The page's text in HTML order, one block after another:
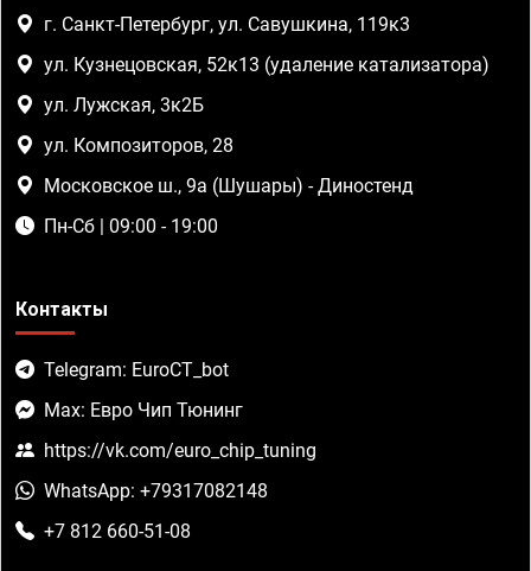
г. Санкт-Петербург, ул. Савушкина, 119к3
ул. Кузнецовская, 52к13 (удаление катализатора)
ул. Лужская, 3к2Б
ул. Композиторов, 28
Московское ш., 9а (Шушары) - Диностенд
Пн-Сб | 09:00 - 19:00
Контакты
Telegram: EuroCT_bot
Max: Евро Чип Тюнинг
https://vk.com/euro_chip_tuning
WhatsApp: +79317082148
+7 812 660-51-08